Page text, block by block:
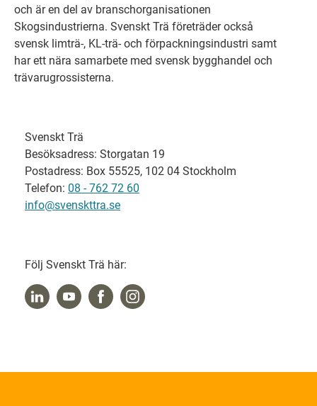
och är en del av branschorganisationen
Skogsindustrierna. Svenskt Trä företräder också
svensk limträ-, KL-trä- och förpackningsindustri samt
har ett nära samarbete med svensk bygghandel och
trävarugrossisterna.
Svenskt Trä
Besöksadress: Storgatan 19
Postadress: Box 55525, 102 04 Stockholm
Telefon: 08 - 762 72 60
info@svenskttra.se
Följ Svenskt Trä här: